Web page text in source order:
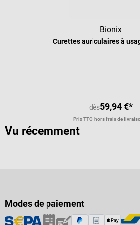
Bionix
Curettes auriculaires à
dès59,94 €*
Prix TTC, hors frais de
Vu récemment
Modes de paiement